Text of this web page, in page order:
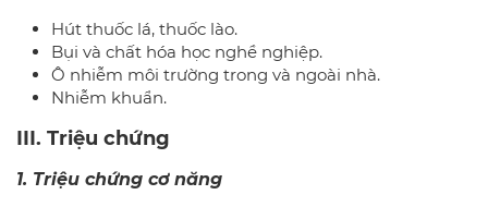
Hút thuốc lá, thuốc lào.
Bụi và chất hóa học nghề nghiệp.
Ô nhiễm môi trường trong và ngoài nhà.
Nhiễm khuẩn.
III. Triệu chứng
1. Triệu chứng cơ năng